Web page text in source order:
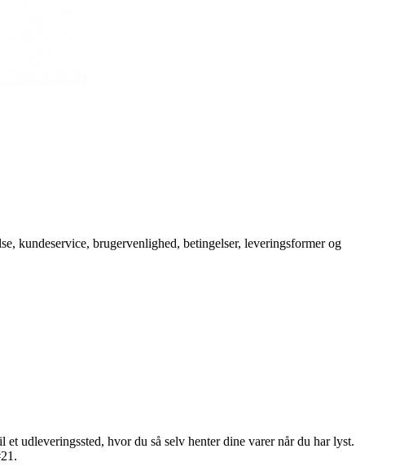
kundeservice, brugervenlighed, betingelser, leveringsformer og
udleveringssted, hvor du så selv henter dine varer når du har lyst.